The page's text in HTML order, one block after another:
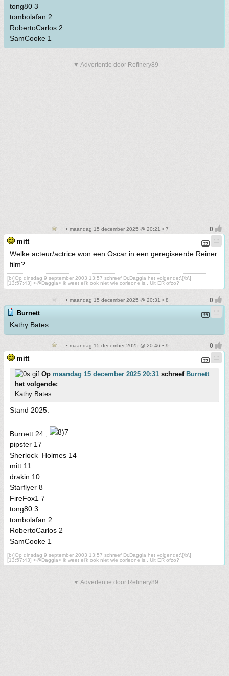
tong80 3
tombolafan 2
RobertoCarlos 2
SamCooke 1
▼ Advertentie door Refinery89
• maandag 15 december 2025 @ 20:21 • 7
mitt
Welke acteur/actrice won een Oscar in een geregiseerde Reiner
film?
[b\]Op dinsdag 9 september 2003 13:57 schreef Dr.Daggla het volgende:\[/b\]
[13:57:43] <@Daggla> ik weet ei'k ook niet wie corleone is.. Uit ER ofzo?
• maandag 15 december 2025 @ 20:31 • 8
Burnett
Kathy Bates
• maandag 15 december 2025 @ 20:46 • 9
mitt
Op maandag 15 december 2025 20:31 schreef Burnett
het volgende:
Kathy Bates
Stand 2025:
Burnett 24 ,
pipster 17
Sherlock_Holmes 14
mitt 11
drakin 10
Starflyer 8
FireFox1 7
tong80 3
tombolafan 2
RobertoCarlos 2
SamCooke 1
[b\]Op dinsdag 9 september 2003 13:57 schreef Dr.Daggla het volgende:\[/b\]
[13:57:43] <@Daggla> ik weet ei'k ook niet wie corleone is.. Uit ER ofzo?
▼ Advertentie door Refinery89